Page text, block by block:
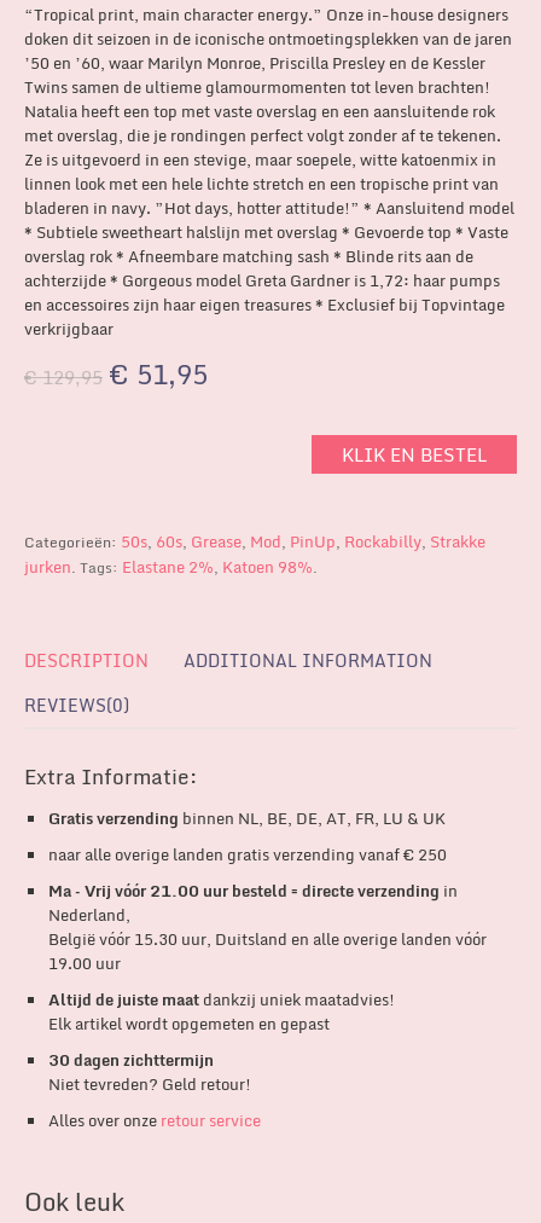
“Tropical print, main character energy.” Onze in-house designers
doken dit seizoen in de iconische ontmoetingsplekken van de jaren
’50 en ’60, waar Marilyn Monroe, Priscilla Presley en de Kessler
Twins samen de ultieme glamourmomenten tot leven brachten!
Natalia heeft een top met vaste overslag en een aansluitende rok
met overslag, die je rondingen perfect volgt zonder af te tekenen.
Ze is uitgevoerd in een stevige, maar soepele, witte katoenmix in
linnen look met een hele lichte stretch en een tropische print van
bladeren in navy. ”Hot days, hotter attitude!” * Aansluitend model
* Subtiele sweetheart halslijn met overslag * Gevoerde top * Vaste
overslag rok * Afneembare matching sash * Blinde rits aan de
achterzijde * Gorgeous model Greta Gardner is 1,72: haar pumps
en accessoires zijn haar eigen treasures * Exclusief bij Topvintage
verkrijgbaar
€129,95 € 51,95
KLIK EN BESTEL
Categorieën: 50s, 60s, Grease, Mod, PinUp, Rockabilly, Strakke
jurken. Tags: Elastane 2%, Katoen 98%.
DESCRIPTION
ADDITIONAL INFORMATION
REVIEWS(0)
Extra Informatie:
Gratis verzending binnen NL, BE, DE, AT, FR, LU & UK
naar alle overige landen gratis verzending vanaf € 250
Ma – Vrij vóór 21.00 uur besteld = directe verzending in
Nederland,
België vóór 15.30 uur, Duitsland en alle overige landen vóór
19.00 uur
Altijd de juiste maatdankzij uniek maatadvies!
Elk artikel wordt opgemeten en gepast
30 dagen zichttermijn
Niet tevreden? Geld retour!
Alles over onzeretour service
Ook leuk